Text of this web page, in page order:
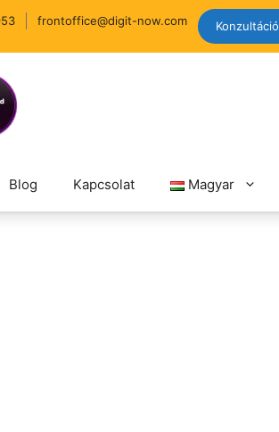
frontoffice@digit-now.com Konzultáció
Blog Kapcsolat Magyar